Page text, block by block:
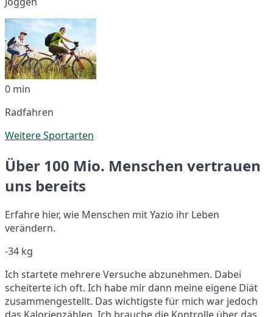
0 min
Radfahren
Weitere Sportarten
Über 100 Mio. Menschen vertrauen
uns bereits
Erfahre hier, wie Menschen mit Yazio ihr Leben
verändern.
-34 kg
Ich startete mehrere Versuche abzunehmen. Dabei
scheiterte ich oft. Ich habe mir dann meine eigene Diät
zusammengestellt. Das wichtigste für mich war jedoch